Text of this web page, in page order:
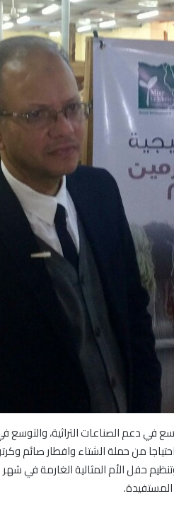
في دعم الصناعات التراثية،
من حملة الشتاء وافطار صائم
حفل الأم المثالية الغارمة في
المستفيدة.